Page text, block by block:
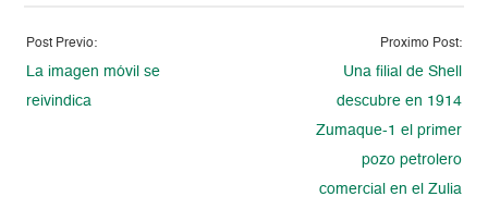
Post Previo:
La imagen móvil se
reivindica
Proximo Post:
Una filial de Shell
descubre en 1914
Zumaque-1 el primer
pozo petrolero
comercial en el Zulia